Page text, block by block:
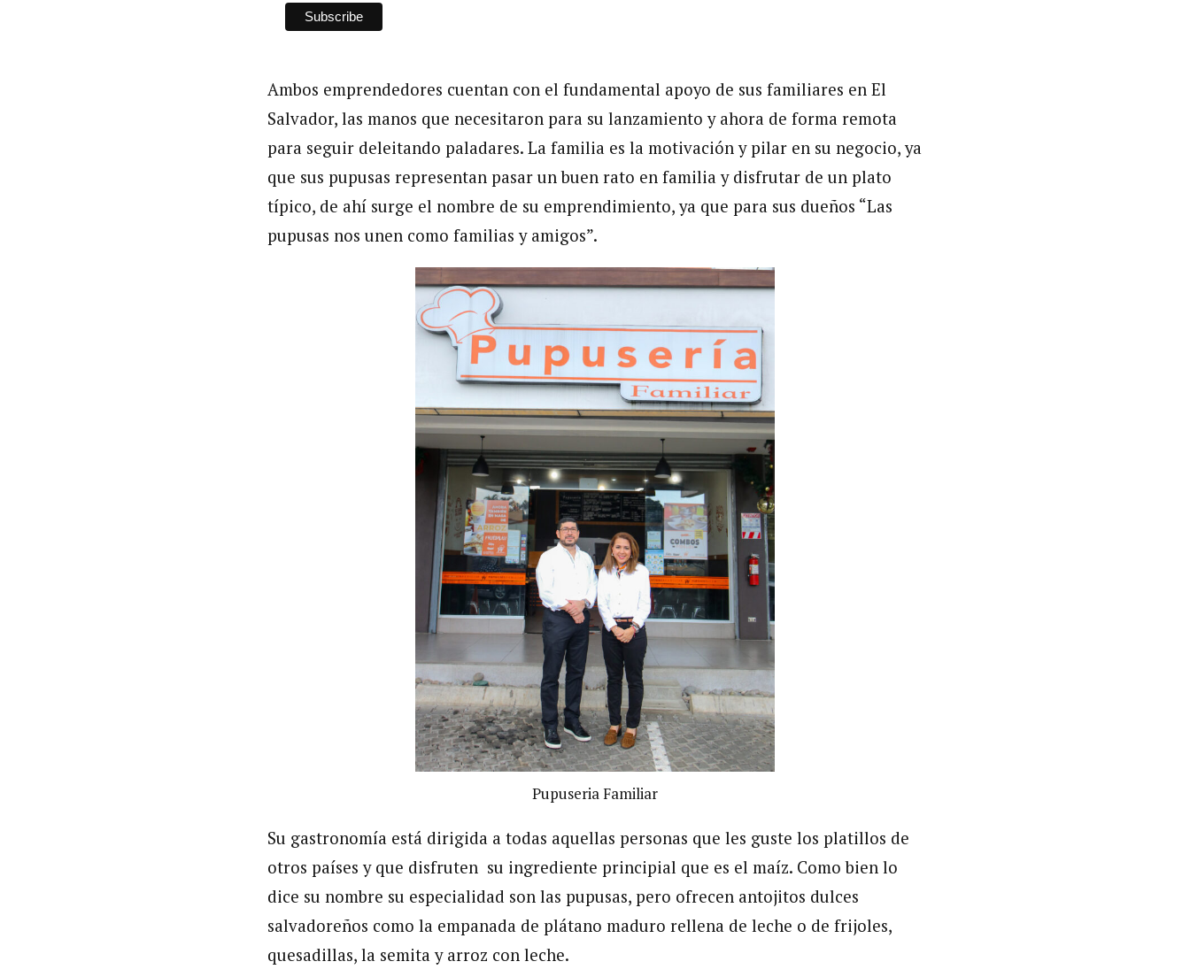
Ambos emprendedores cuentan con el fundamental apoyo de sus familiares en El
Salvador, las manos que necesitaron para su lanzamiento y ahora de forma remota
para seguir deleitando paladares. La familia es la motivación y pilar en su negocio, ya
que sus pupusas representan pasar un buen rato en familia y disfrutar de un plato
típico, de ahí surge el nombre de su emprendimiento, ya que para sus dueños “Las
pupusas nos unen como familias y amigos”.
Pupuseria Familiar
Su gastronomía está dirigida a todas aquellas personas que les guste los platillos de
otros países y que disfruten su ingrediente principial que es el maíz. Como bien lo
dice su nombre su especialidad son las pupusas, pero ofrecen antojitos dulces
salvadoreños como la empanada de plátano maduro rellena de leche o de frijoles,
quesadillas, la semita y arroz con leche.